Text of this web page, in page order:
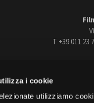
i cookie
utilizziamo
T +39 011 23
FacebookInstagramYoutube